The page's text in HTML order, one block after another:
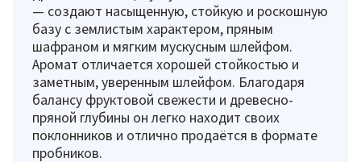
— создают насыщенную, стойкую и роскошную
базу с землистым характером, пряным
шафраном и мягким мускусным шлейфом.
Аромат отличается хорошей стойкостью и
заметным, уверенным шлейфом. Благодаря
балансу фруктовой свежести и древесно-
пряной глубины он легко находит своих
поклонников и отлично продаётся в формате
пробников.